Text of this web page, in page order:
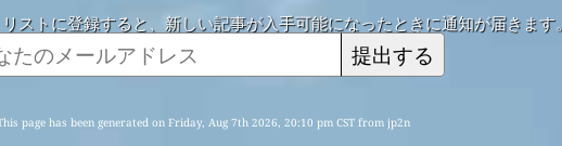
ストに登録すると、新しい記事が入手可能になったときに通知が届きます。
提出する
page has been generated on Friday, Aug 7th 2026, 20:10 pm CST from jp2n